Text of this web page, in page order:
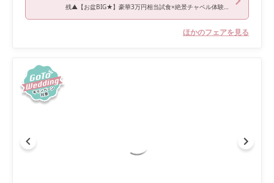
残▲【お盆BIG★】豪華3万円相当試食×絶景チャペル体験◆10大特典付
ほかのフェアを見る